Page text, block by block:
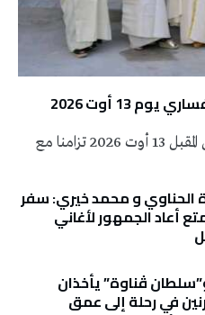
13 أوت 2026
تُنظم جمعية تراثنا يوم الخميس المقبل 13 أوت 2026 تزامنا مع
الحناوي و محمد خيري: سفر
أعاد الجمهور لأغاني
ڤناوة” يأخذان
في رحلة إلى عمق